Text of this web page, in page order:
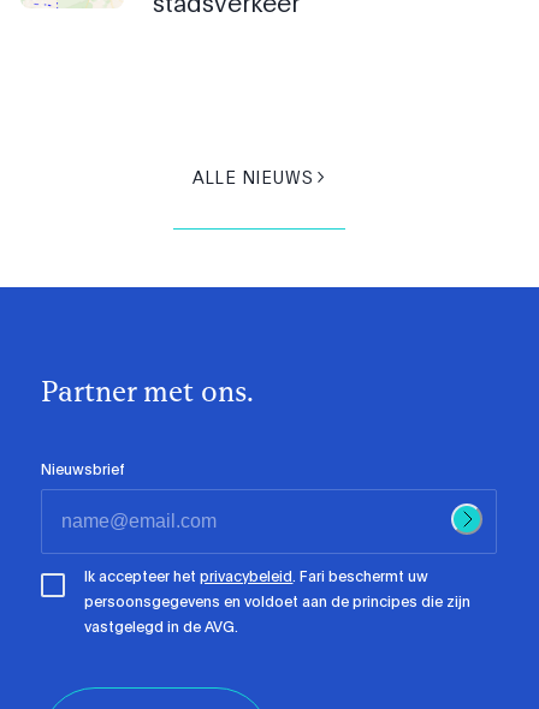
ALLE NIEUWS
Partner met ons.
Nieuwsbrief
Ik accepteer hetprivacybeleid. Fari beschermt uw
persoonsgegevens en voldoet aan de principes die zijn
vastgelegd in de AVG.